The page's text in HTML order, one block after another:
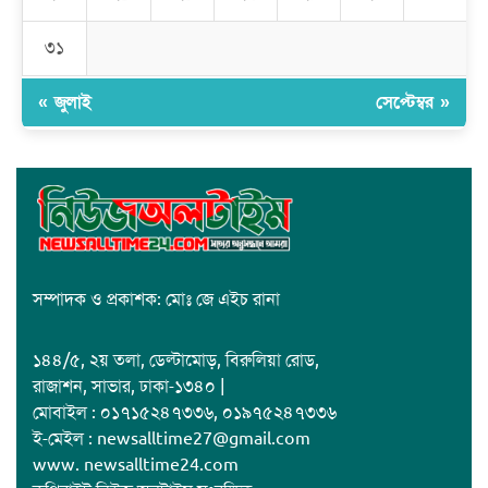
জাবাল-ই-নূর মডেল মাদ্রাসায় ১২তম বার্ষিক পুরস্কার বিতরণ ও বালিকা
৩১
« জুলাই সেপ্টেম্বর »
সম্পাদক ও প্রকাশক: মোঃ জে এইচ রানা
১৪৪/৫, ২য় তলা, ডেল্টামোড়, বিরুলিয়া রোড,
রাজাশন, সাভার, ঢাকা-১৩৪০ |
মোবাইল : ০১৭১৫২৪৭৩৩৬, ০১৯৭৫২৪৭৩৩৬
ই-মেইল : newsalltime27@gmail.com
www. newsalltime24.com